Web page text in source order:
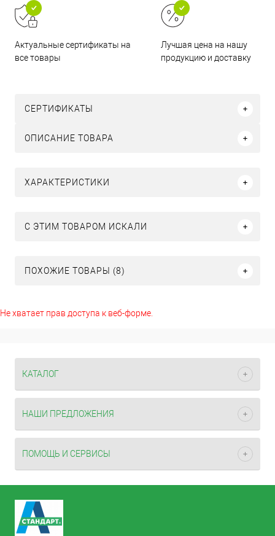
Актуальные сертификаты на
все товары
Лучшая цена на нашу
продукцию и доставку
СЕРТИФИКАТЫ
ОПИСАНИЕ ТОВАРА
ХАРАКТЕРИСТИКИ
C ЭТИМ ТОВАРОМ ИСКАЛИ
ПОХОЖИЕ ТОВАРЫ (8)
Не хватает прав доступа к веб-форме.
КАТАЛОГ
НАШИ ПРЕДЛОЖЕНИЯ
ПОМОЩЬ И СЕРВИСЫ